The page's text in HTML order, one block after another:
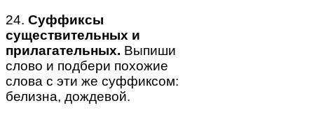
24. Суффиксы
существительных и
прилагательных. Выпиши
слово и подбери похожие
слова с эти же суффиксом:
белизна, дождевой.